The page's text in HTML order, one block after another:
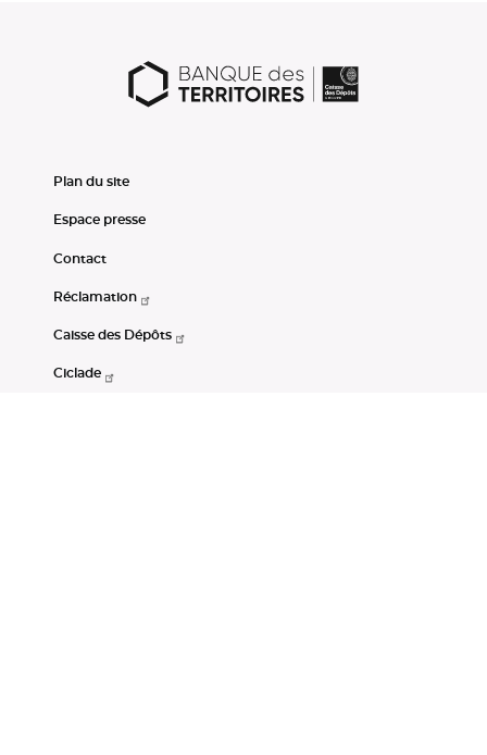
Plan du site
Espace presse
Contact
Réclamation
Caisse des Dépôts
Ciclade